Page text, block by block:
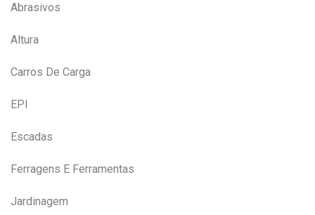
Abrasivos
Altura
Carros De Carga
EPI
Escadas
Ferragens E Ferramentas
Jardinagem